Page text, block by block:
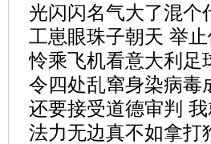
光闪闪名气大了混个
工崽眼珠子朝天 举
怜乘飞机看意大利足
令四处乱窜身染病毒
还要接受道德审判
法力无边真不如拿打